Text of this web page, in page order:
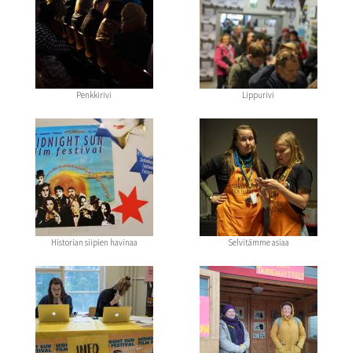
Penkkirivi Lippurivi
Historian siipien havinaa Selvitämme asiaa